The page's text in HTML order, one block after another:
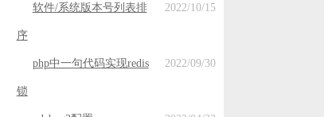
软件/系统版本号列表排
序
2022/10/15
php中一句代码实现redis
锁
2022/09/30